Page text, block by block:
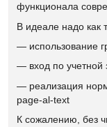
функционала
В идеале надо как
— использование
— вход по учетной
— реализация
page-al-text
К сожалению, без